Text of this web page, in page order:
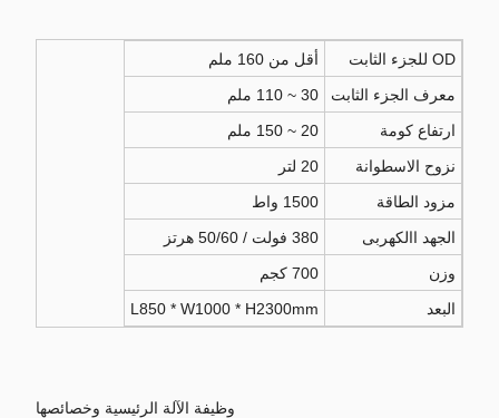
OD للجزء الثابت
أقل من 160 ملم
معرف الجزء الثابت
30 ~ 110 ملم
ارتفاع كومة
20 ~ 150 ملم
نزوح الاسطوانة
20 لتر
مزود الطاقة
1500 واط
الجهد االكهربى
380 فولت / 50/60 هرتز
وزن
700 كجم
البعد
L850 * W1000 * H2300mm
وظيفة الآلة الرئيسية وخصائصها